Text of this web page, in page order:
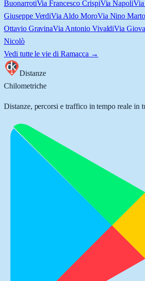
BuonarrotiVia Francesco CrispiVia Napoli
Giuseppe VerdiVia Aldo MoroVia Nino
Ottavio GravinaVia Antonio VivaldiVia
Nicolò
Vedi tutte le vie di Ramacca →
Distanze
Chilometriche
Distanze, percorsi e traffico in tempo reale in